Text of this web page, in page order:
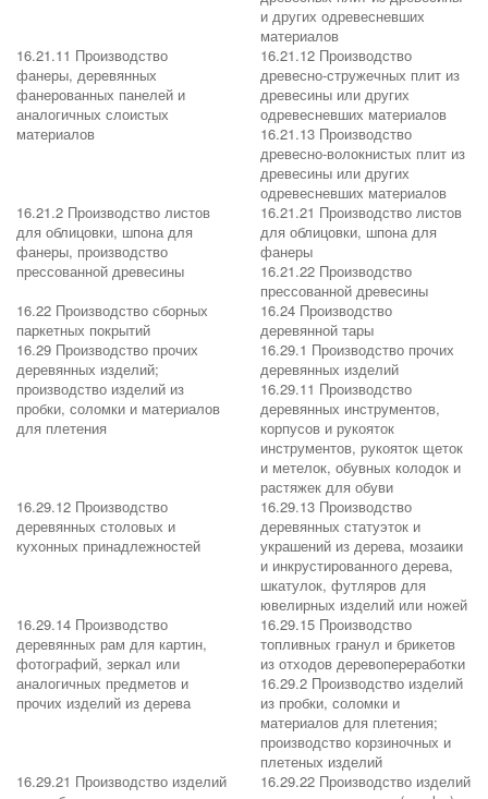
и других одревесневших
материалов
16.21.11 Производство
фанеры, деревянных
фанерованных панелей и
аналогичных слоистых
материалов
16.21.12 Производство
древесно-стружечных плит из
древесины или других
одревесневших материалов
16.21.13 Производство
древесно-волокнистых плит из
древесины или других
одревесневших материалов
16.21.2 Производство листов
для облицовки, шпона для
фанеры, производство
прессованной древесины
16.21.21 Производство листов
для облицовки, шпона для
фанеры
16.21.22 Производство
прессованной древесины
16.22 Производство сборных
паркетных покрытий
16.24 Производство
деревянной тары
16.29 Производство прочих
деревянных изделий;
производство изделий из
пробки, соломки и материалов
для плетения
16.29.1 Производство прочих
деревянных изделий
16.29.11 Производство
деревянных инструментов,
корпусов и рукояток
инструментов, рукояток щеток
и метелок, обувных колодок и
растяжек для обуви
16.29.12 Производство
деревянных столовых и
кухонных принадлежностей
16.29.13 Производство
деревянных статуэток и
украшений из дерева, мозаики
и инкрустированного дерева,
шкатулок, футляров для
ювелирных изделий или ножей
16.29.14 Производство
деревянных рам для картин,
фотографий, зеркал или
аналогичных предметов и
прочих изделий из дерева
16.29.15 Производство
топливных гранул и брикетов
из отходов деревопереработки
16.29.2 Производство изделий
из пробки, соломки и
материалов для плетения;
производство корзиночных и
плетеных изделий
16.29.21 Производство изделий
16.29.22 Производство изделий